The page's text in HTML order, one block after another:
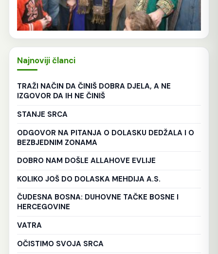
Najnoviji članci
TRAŽI NAČIN DA ČINIŠ DOBRA DJELA, A NE
IZGOVOR DA IH NE ČINIŠ
STANJE SRCA
ODGOVOR NA PITANJA O DOLASKU DEDŽALA I O
BEZBJEDNIM ZONAMA
DOBRO NAM DOŠLE ALLAHOVE EVLIJE
KOLIKO JOŠ DO DOLASKA MEHDIJA A.S.
ČUDESNA BOSNA: DUHOVNE TAČKE BOSNE I
HERCEGOVINE
VATRA
OČISTIMO SVOJA SRCA